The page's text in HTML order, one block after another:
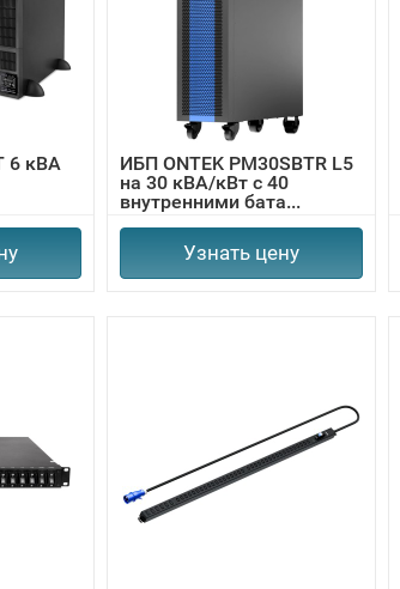
6 кВА
ИБП ONTEK PM30SBTR L5
на 30 кВА/кВт с 40
внутренними бата...
Узнать цену